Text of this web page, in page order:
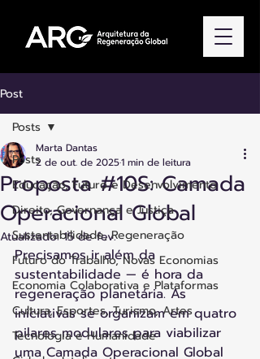
Post
Posts
Educação, Futuro e Desenvolvimento
Direito, Governança e Justiça
Sustentabilidade, Regeneração
Futuro do Trabalho, Novas Economias
Economia Colaborativa e Plataformas
Cultura, Esportes, Turismo, Artes
Tecnologia e Humanidade
Posts
Proposta #10S: Camada
Operacional Global
Marta Dantas
2 de out. de 20251 min de leitura
Atualizado:15 de fev.
Precisamos ir além da
sustentabilidade — é hora da
regeneração planetária. As
iniciativas se organizam em quatro
pilares modulares para viabilizar
uma Camada Operacional Global